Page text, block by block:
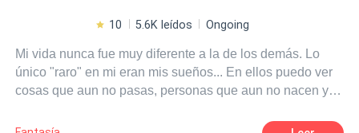
10 5.6K leídos Ongoing
Mi vida nunca fue muy diferente a la de los demás. Lo
único "raro" en mi eran mis sueños... En ellos puedo ver
cosas que aun no pasas, personas que aun no nacen y
el mismo chico y jamás lo encontré. Suelo conocer a las